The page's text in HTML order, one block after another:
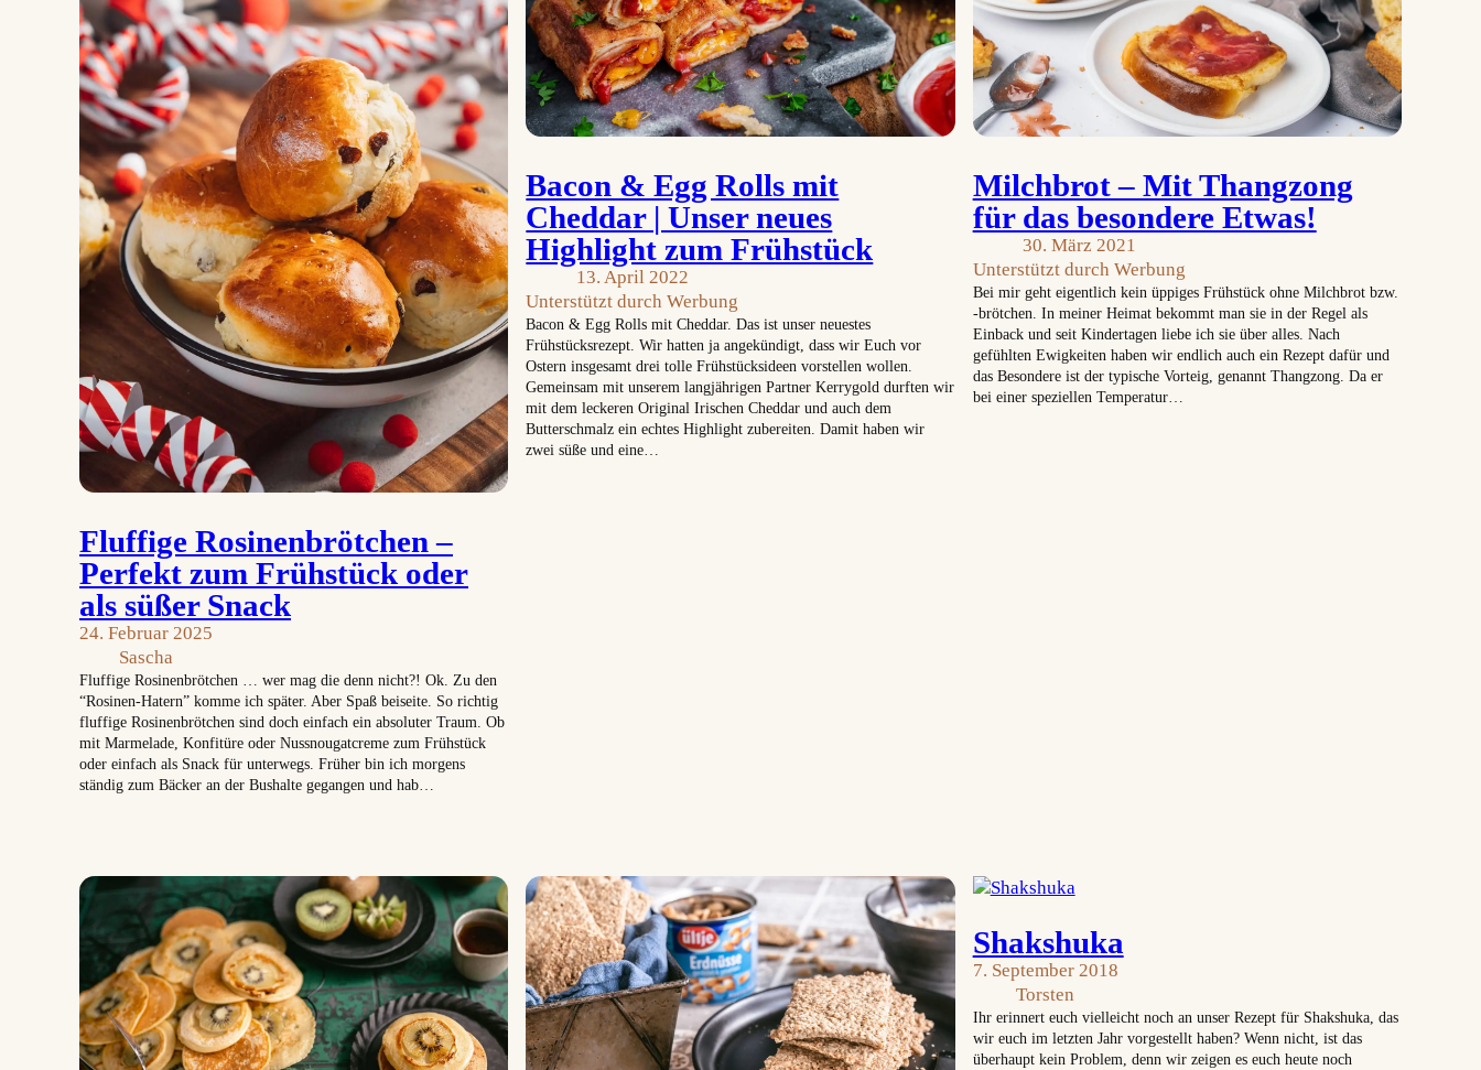
Fluffige Rosinenbrötchen –
Perfekt zum Frühstück oder
als süßer Snack
24. Februar 2025
Sascha
Fluffige Rosinenbrötchen … wer mag die denn nicht?! Ok. Zu den
“Rosinen-Hatern” komme ich später. Aber Spaß beiseite. So richtig
fluffige Rosinenbrötchen sind doch einfach ein absoluter Traum. Ob
mit Marmelade, Konfitüre oder Nussnougatcreme zum Frühstück
oder einfach als Snack für unterwegs. Früher bin ich morgens
ständig zum Bäcker an der Bushalte gegangen und hab…
Bacon & Egg Rolls mit
Cheddar | Unser neues
Highlight zum Frühstück
13. April 2022
Unterstützt durch Werbung
Bacon & Egg Rolls mit Cheddar. Das ist unser neuestes
Frühstücksrezept. Wir hatten ja angekündigt, dass wir Euch vor
Ostern insgesamt drei tolle Frühstücksideen vorstellen wollen.
Gemeinsam mit unserem langjährigen Partner Kerrygold durften wir
mit dem leckeren Original Irischen Cheddar und auch dem
Butterschmalz ein echtes Highlight zubereiten. Damit haben wir
zwei süße und eine…
Milchbrot – Mit Thangzong
für das besondere Etwas!
30. März 2021
Unterstützt durch Werbung
Bei mir geht eigentlich kein üppiges Frühstück ohne Milchbrot bzw.
-brötchen. In meiner Heimat bekommt man sie in der Regel als
Einback und seit Kindertagen liebe ich sie über alles. Nach
gefühlten Ewigkeiten haben wir endlich auch ein Rezept dafür und
das Besondere ist der typische Vorteig, genannt Thangzong. Da er
bei einer speziellen Temperatur…
Shakshuka
7. September 2018
Torsten
Ihr erinnert euch vielleicht noch an unser Rezept für Shakshuka, das
wir euch im letzten Jahr vorgestellt haben? Wenn nicht, ist das
überhaupt kein Problem, denn wir zeigen es euch heute noch